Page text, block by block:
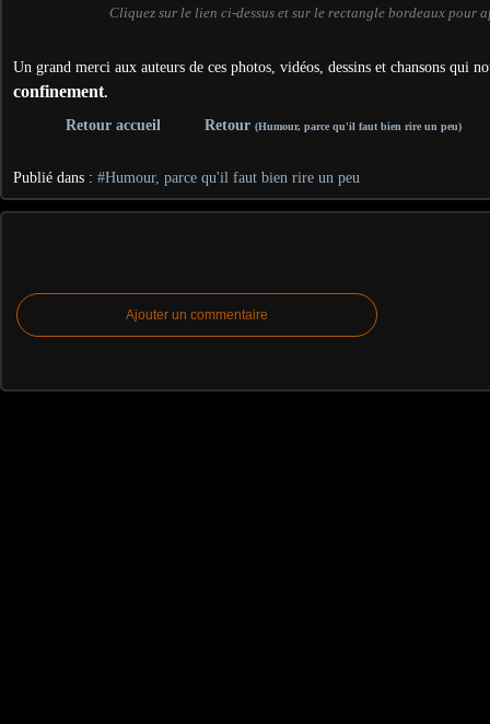
Cliquez sur le lien ci-dessus et sur le rectangle bordeaux pour
Un grand merci aux auteurs de ces photos, vidéos, dessins et chansons qui
confinement.
Retour accueil
Retour(Humour, parce qu'il faut bien rire un peu)
Publié dans : #Humour, parce qu'il faut bien rire un peu
Ajouter un commentaire